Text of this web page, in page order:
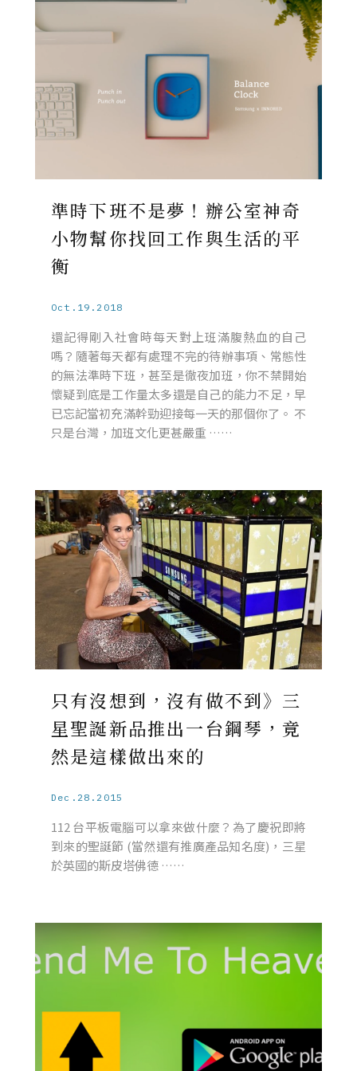
準時下班不是夢！辦公室神奇
小物幫你找回工作與生活的平
衡
Oct.19.2018
還記得剛入社會時每天對上班滿腹熱血的自己
嗎？隨著每天都有處理不完的待辦事項、常態性
的無法準時下班，甚至是徹夜加班，你不禁開始
懷疑到底是工作量太多還是自己的能力不足，早
已忘記當初充滿幹勁迎接每一天的那個你了。 不
只是台灣，加班文化更甚嚴重 ……
只有沒想到，沒有做不到》三
星聖誕新品推出一台鋼琴，竟
然是這樣做出來的
Dec.28.2015
112 台平板電腦可以拿來做什麼？為了慶祝即將
到來的聖誕節 (當然還有推廣產品知名度)，三星
於英國的斯皮塔佛德 ……